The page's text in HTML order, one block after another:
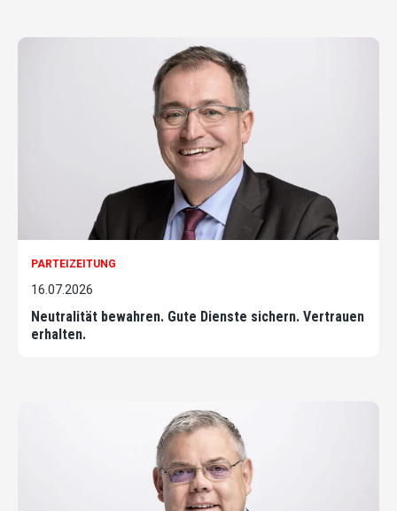
PARTEIZEITUNG
16.07.2026
Neutralität bewahren. Gute Dienste sichern. Vertrauen
erhalten.